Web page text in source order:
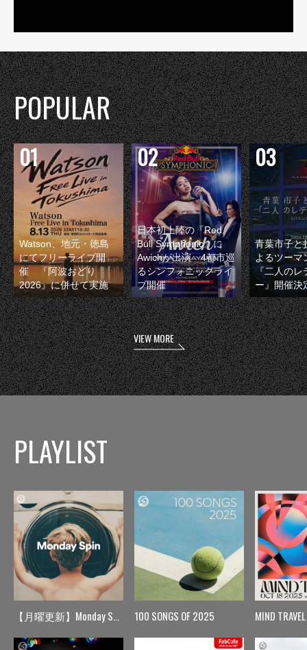
POPULAR
Watson、地元・徳島
にてフリーライブ開
催 『阿波おどり
2026』に併せて実施
日本初上陸の『Red
Bull Symphonic』に
Awichが出演 4都市巡
るシンフォニックライ
ブ開催
青葉市子と
よるツーマ
『二人のレ
ー』開催決
VIEW MORE
PLAYLIST
【月曜更新】Monday Spin 100 SONGS OF 2025 MIND TRAVEL